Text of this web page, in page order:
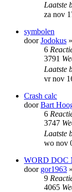
Laatste
za nov
symbolen
doorJodokus »
6
3791
Laatste
vr nov
Crash calc
doorBart
6
3747
Laatste
wo nov
WORD DOC
door gor1963 »
9
4065